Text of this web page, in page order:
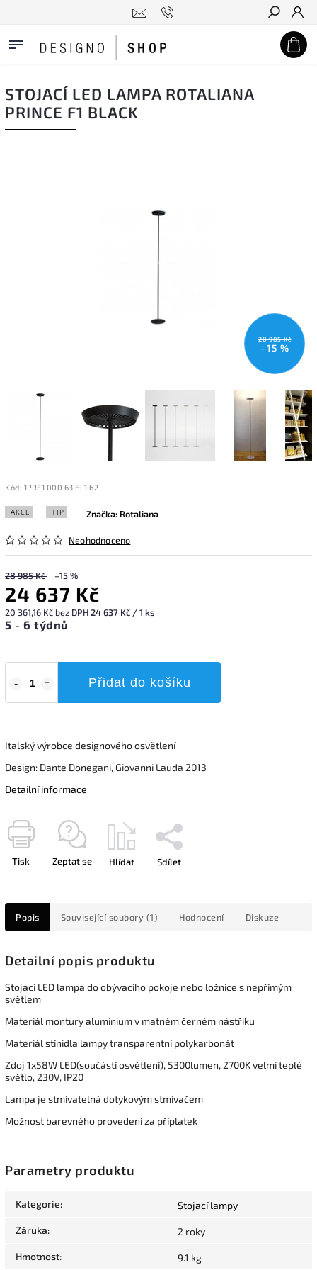
Hledat
STOJACÍ LED LAMPA ROTALIANA
PRINCE F1 BLACK
28 985 Kč
–15 %
Kód: 1PRF1 000 63 EL1 62
AKCE TIP
Neohodnoceno
Značka: Rotaliana
28 985 Kč –15 %
24 637 Kč
20 361,16 Kč bez DPH24 637 Kč / 1 ks
5 - 6 týdnů
Přidat do košíku
Italský výrobce designového osvětlení
Design: Dante Donegani, Giovanni Lauda 2013
Detailní informace
Tisk Zeptat se Hlídat Sdílet
Popis Související soubory (1) Hodnocení Diskuze
Detailní popis produktu
Stojací LED lampa do obývacího pokoje nebo ložnice s nepřímým
světlem
Materiál montury aluminium v matném černém nástřiku
Materiál stínidla lampy transparentní polykarbonát
Zdoj 1x58W LED(součástí osvětlení), 5300lumen, 2700K velmi teplé
světlo, 230V, IP20
Lampa je stmívatelná dotykovým stmívačem
Možnost barevného provedení za příplatek
Parametry produktu
Kategorie: Stojací lampy
Záruka: 2 roky
Hmotnost: 9.1 kg